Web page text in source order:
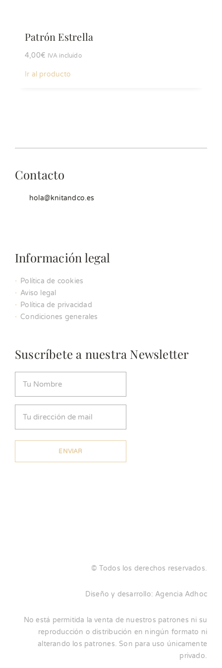
Patrón Estrella
4,00€ IVA incluído
Ir al producto
Contacto
hola@knitandco.es
Información legal
Política de cookies
Aviso legal
Política de privacidad
Condiciones generales
Suscríbete a nuestra Newsletter
© Todos los derechos reservados.
Diseño y desarrollo: Agencia Adhoc
No está permitida la venta de nuestros patrones ni su
reproducción o distribución en ningún formato ni
alterando los patrones. Son para uso únicamente
privado.